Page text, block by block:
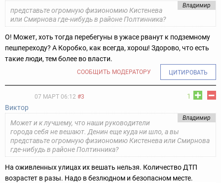
Владимир
представьте огромную физиономию Кистенева
или Смирнова где-нибудь в районе Полтинника?
О! Может, хоть тогда перебегуны в ужасе рванут к подземному
пешпереходу? А Коробко, как всегда, хорош! Здорово, что есть
такие люди, тем более во власти.
СООБЩИТЬ МОДЕРАТОРУ ЦИТИРОВАТЬ
1
07 МАРТ 06:12 #3
Виктор
Владимир
Может и к лучшему, что наши руководители
города себя не вешают. Денин еще куда ни шло, а вы
представьте огромную физиономию Кистенева или Смирнова
где-нибудь в районе Полтинника?
На оживленных улицах их вешать нельзя. Количество ДТП
возрастет в разы. Надо в безлюдном и безопасном месте.